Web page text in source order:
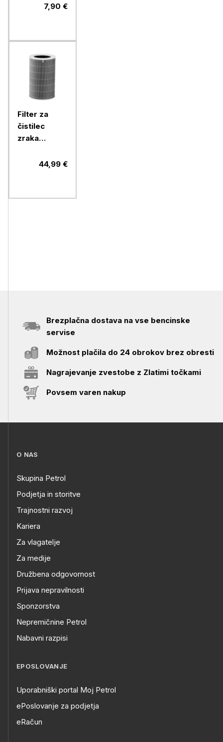
7,90 €
Filter za
čistilec
zraka
Smart air44,99 €
Brezplačna dostava na vse bencinske
servise
Možnost plačila do 24 obrokov brez obresti
Nagrajevanje zvestobe z Zlatimi točkami
Povsem varen nakup
O NAS
Skupina Petrol
Podjetja in storitve
Trajnostni razvoj
Kariera
Za vlagatelje
Za medije
Družbena odgovornost
Prijava nepravilnosti
Sponzorstva
Nepremičnine Petrol
Nabavni razpisi
EPOSLOVANJE
Uporabniški portal Moj Petrol
ePoslovanje za podjetja
eRačun